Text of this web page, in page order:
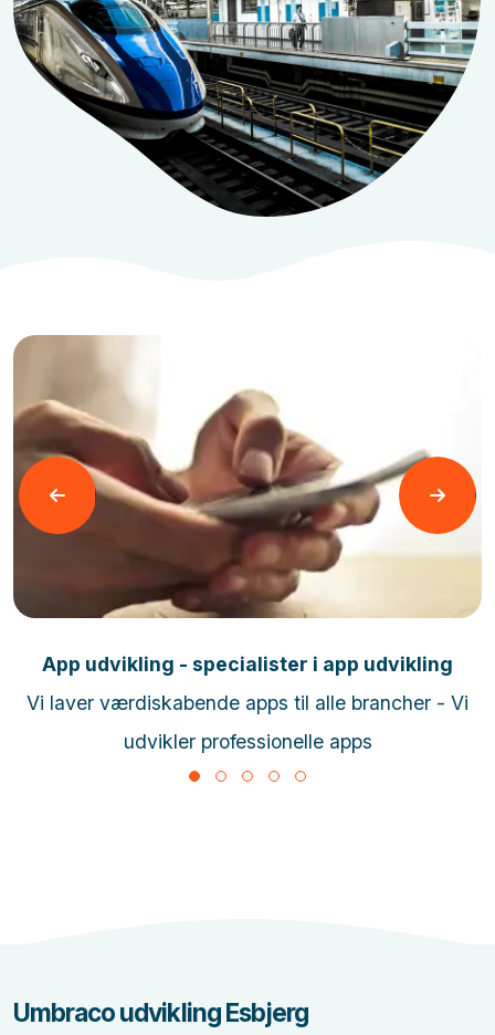
Læs mere
App udvikling - specialister i app udvikling
Vi laver værdiskabende apps til alle brancher - Vi
udvikler professionelle apps
Umbraco udvikling Esbjerg